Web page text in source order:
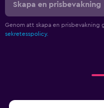
Skapa en prisbevakning
Genom att skapa en prisbevakning
sekretesspolicy.